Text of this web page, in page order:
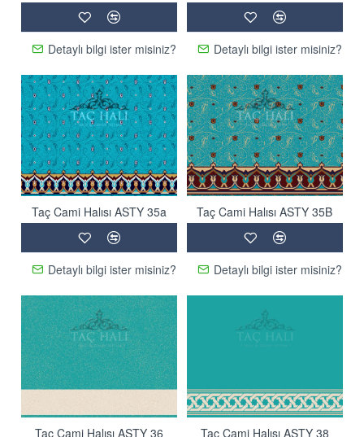
Detaylı bilgi ister misiniz? Detaylı bilgi ister misiniz?
Taç Cami Halısı ASTY 35a
Detaylı bilgi ister misiniz?
Taç Cami Halısı ASTY 35B
Detaylı bilgi ister misiniz?
Taç Cami Halısı ASTY 36 Taç Cami Halısı ASTY 38